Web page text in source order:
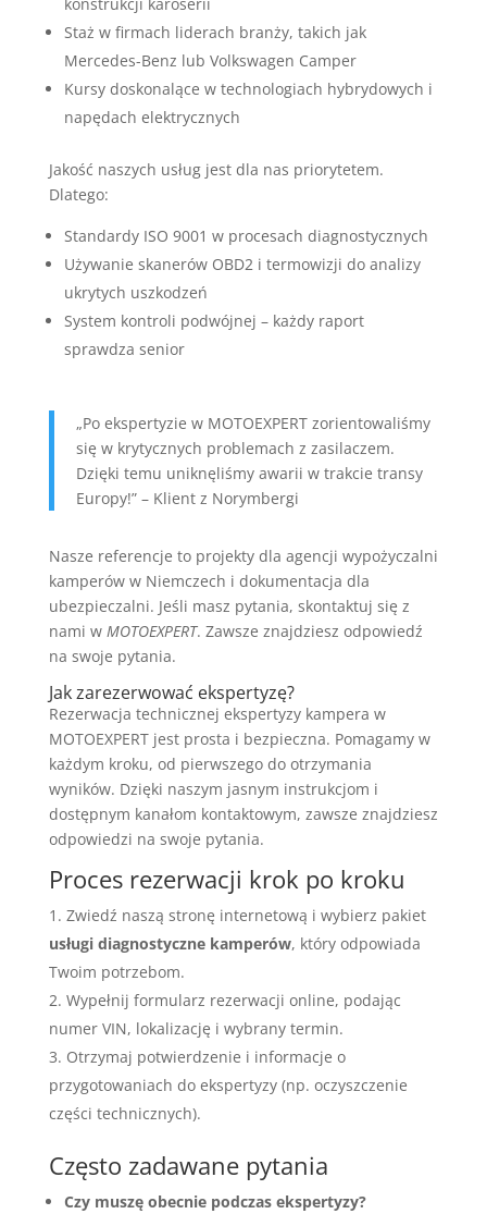
Staż w firmach liderach branży, takich jak
Mercedes-Benz lub Volkswagen Camper
Kursy doskonalące w technologiach hybrydowych i
napędach elektrycznych
Jakość naszych usług jest dla nas priorytetem.
Dlatego:
Standardy ISO 9001 w procesach diagnostycznych
Używanie skanerów OBD2 i termowizji do analizy
ukrytych uszkodzeń
System kontroli podwójnej – każdy raport
sprawdza senior
„Po ekspertyzie w MOTOEXPERT zorientowaliśmy
się w krytycznych problemach z zasilaczem.
Dzięki temu uniknęliśmy awarii w trakcie transy
Europy!” – Klient z Norymbergi
Nasze referencje to projekty dla agencji wypożyczalni
kamperów w Niemczech i dokumentacja dla
ubezpieczalni. Jeśli masz pytania, skontaktuj się z
nami w MOTOEXPERT. Zawsze znajdziesz odpowiedź
na swoje pytania.
Jak zarezerwować ekspertyzę?
Rezerwacja technicznej ekspertyzy kampera w
MOTOEXPERT jest prosta i bezpieczna. Pomagamy w
każdym kroku, od pierwszego do otrzymania
wyników. Dzięki naszym jasnym instrukcjom i
dostępnym kanałom kontaktowym, zawsze znajdziesz
odpowiedzi na swoje pytania.
Proces rezerwacji krok po kroku
Zwiedź naszą stronę internetową i wybierz pakiet
usługi diagnostyczne kamperów, który odpowiada
Twoim potrzebom.
Wypełnij formularz rezerwacji online, podając
numer VIN, lokalizację i wybrany termin.
Otrzymaj potwierdzenie i informacje o
przygotowaniach do ekspertyzy (np. oczyszczenie
części technicznych).
Często zadawane pytania
Czy muszę obecnie podczas ekspertyzy?